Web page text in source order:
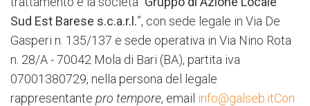
Sud Est Barese s.c.a.r.l.”, con sede legale in Via De
Gasperi n. 135/137 e sede operativa in Via Nino Rota
n. 28/A - 70042 Mola di Bari (BA), partita iva
07001380729, nella persona del legale
rappresentante pro tempore, email info@galseb.itCon